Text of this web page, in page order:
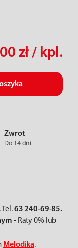
zł / kpl.
Zwrot
Do 14 dni
63 240-69-85.
- Raty 0% lub
Melodika.